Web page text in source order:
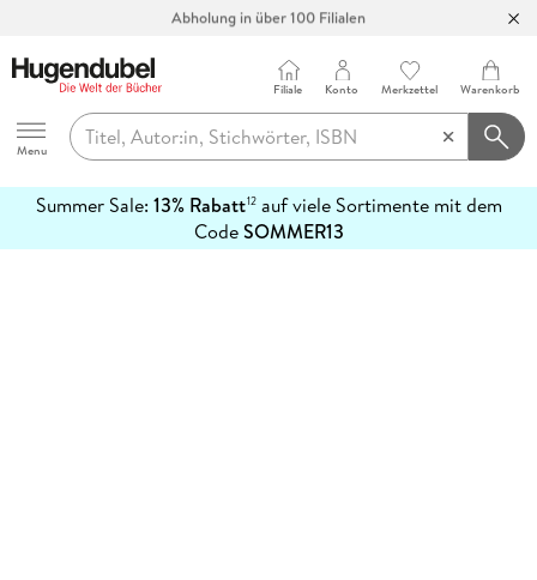
Abholung in über 100 Filialen
Hugendubel
Menu
Filiale Konto Merkzettel Warenkorb
Summer Sale: 13% Rabatt12auf viele Sortimente mit dem
CodeSOMMER13
erfahren